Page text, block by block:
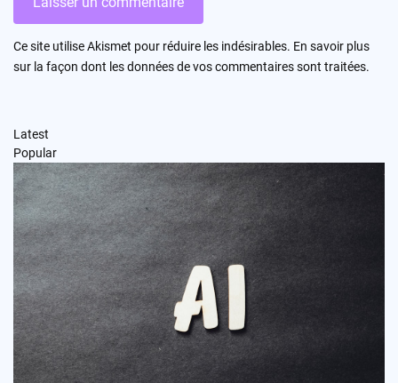
Ce site utilise Akismet pour réduire les indésirables. En savoir plus
sur la façon dont les données de vos commentaires sont traitées.
Latest
Popular